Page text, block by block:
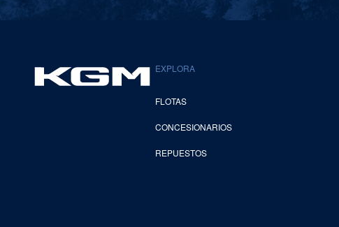
EXPLORA
FLOTAS
CONCESIONARIOS
REPUESTOS